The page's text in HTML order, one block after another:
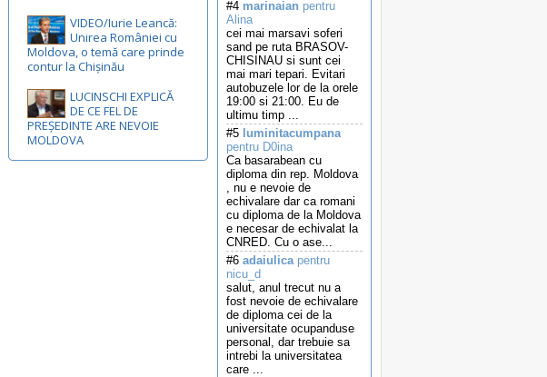
#4 marinaian pentru
Alina
cei mai marsavi soferi
sand pe ruta BRASOV-
CHISINAU si sunt cei
mai mari tepari. Evitari
autobuzele lor de la orele
19:00 si 21:00. Eu de
ultimu timp ...
#5 luminitacumpana
pentru D0ina
Ca basarabean cu
diploma din rep. Moldova
, nu e nevoie de
echivalare dar ca romani
cu diploma de la Moldova
e necesar de echivalat la
CNRED. Cu o ase...
#6 adaiulicapentru
nicu_d
salut, anul trecut nu a
fost nevoie de echivalare
de diploma cei de la
universitate ocupanduse
personal, dar trebuie sa
intrebi la universitatea
care ...
VIDEO/Iurie Leancă:
Unirea României cu
Moldova, o temă care prinde
contur la Chișinău
LUCINSCHI EXPLICĂ
DE CE FEL DE
PREȘEDINTE ARE NEVOIE
MOLDOVA